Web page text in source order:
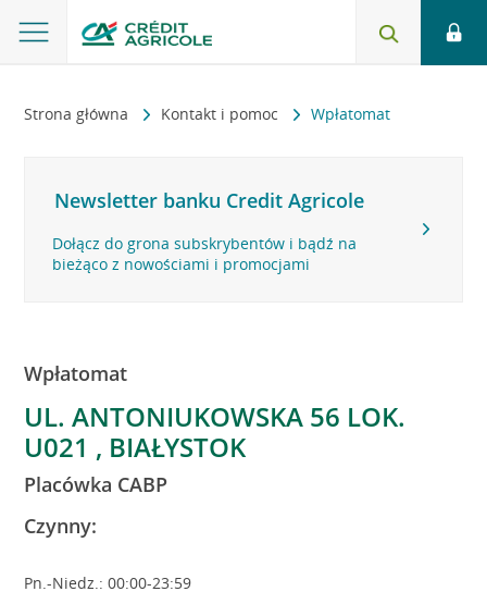
Strona główna Kontakt i pomoc Wpłatomat
Newsletter banku Credit Agricole
Dołącz do grona subskrybentów i bądź na
bieżąco z nowościami i promocjami
Wpłatomat
UL. ANTONIUKOWSKA 56 LOK.
U021 , BIAŁYSTOK
Placówka CABP
Czynny:
Pn.-Niedz.: 00:00-23:59